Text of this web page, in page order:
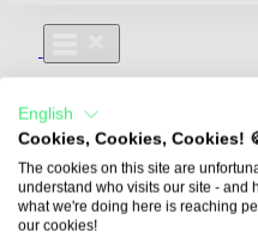
Aus- und Weiterbildungen
Für Lehre & Ausbildung
Media For You
Über Uns
English
Cookies, Cookies, Cookies!
The cookies on this site are
understand who visits our site - and
what we're doing here is reaching
our cookies!